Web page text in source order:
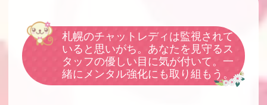
札幌のチャットレディは監視されて
いると思いがち。あなたを見守るス
タッフの優しい目に気が付いて。一
緒にメンタル強化にも取り組もう。